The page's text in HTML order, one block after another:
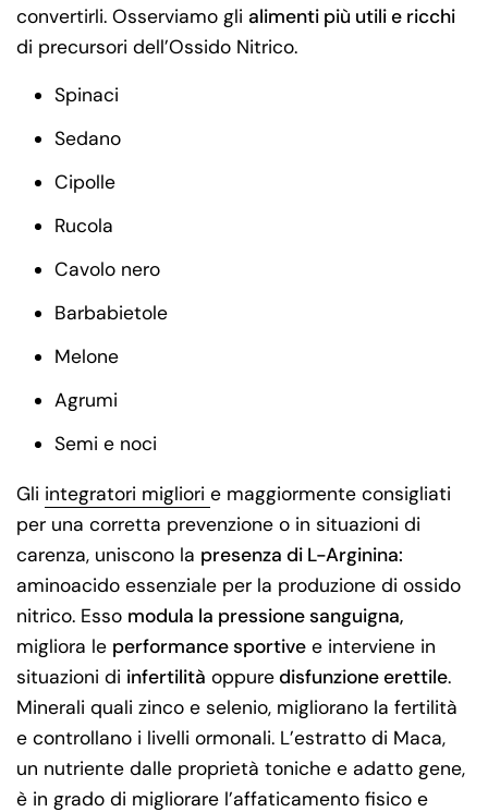
convertirli. Osserviamo gli alimenti più utili e ricchi
di precursori dell’Ossido Nitrico.
Spinaci
Sedano
Cipolle
Rucola
Cavolo nero
Barbabietole
Melone
Agrumi
Semi e noci
Gli integratori migliori e maggiormente consigliati
per una corretta prevenzione o in situazioni di
carenza, uniscono la presenza di L-Arginina:
aminoacido essenziale per la produzione di ossido
nitrico. Esso modula la pressione sanguigna,
migliora le performance sportive e interviene in
situazioni di infertilità oppuredisfunzione erettile.
Minerali quali zinco e selenio, migliorano la fertilità
e controllano i livelli ormonali. L’estratto di Maca,
un nutriente dalle proprietà toniche e adatto gene,
è in grado di migliorare l’affaticamento fisico e